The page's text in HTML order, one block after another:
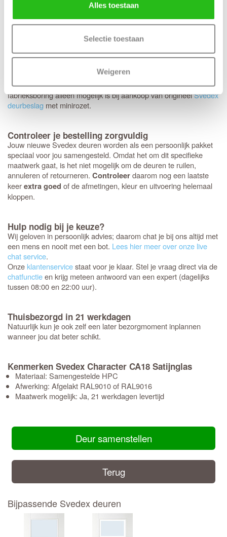
Alles toestaan
Selectie toestaan
Weigeren
keuze voor een tochtvaldorpel.
Op de Svedex Character-deuren heb je volledige vrijheid:elk
type deurbeslag past perfect
. Hoewel het deurbeslag van
Svedex kwalitatief uitstekend is, ben je hier niet aan gebonden en
kun je ook voor andere merken kiezen. Heb je een voorkeur voor
rond of vierkant rozet? Dan bereiden we dit graag direct voor je
voor. Houd er wel rekening mee dat deze specifieke
fabrieksboring alleen mogelijk is bij aankoop van origineelSvedex
deurbeslag met minirozet.
Controleer je bestelling zorgvuldig
Jouw nieuwe Svedex deuren worden als een persoonlijk pakket
speciaal voor jou samengesteld. Omdat het om dit specifieke
maatwerk gaat, is het niet mogelijk om de deuren te ruilen,
annuleren of retourneren. Controleerdaarom nog een laatste
keerextra goed of de afmetingen, kleur en uitvoering helemaal
kloppen.
Hulp nodig bij je keuze?
Wij geloven in persoonlijk advies; daarom chat je bij ons altijd met
een mens en nooit met een bot. Lees hier meer over onze live
chat service.
Onzeklantenservicestaat voor je klaar. Stel je vraag direct via de
chatfunctieen krijg meteen antwoord van een expert (dagelijks
tussen 08:00 en 22:00 uur).
Thuisbezorgd in 21 werkdagen
Natuurlijk kun je ook zelf een later bezorgmoment inplannen
wanneer jou dat beter schikt.
Kenmerken Svedex Character CA18 Satijnglas
Materiaal: Samengestelde HPC
Afwerking: Afgelakt RAL9010 of RAL9016
Maatwerk mogelijk: Ja, 21 werkdagen levertijd
Deur samenstellen
Terug
Bijpassende Svedex deuren